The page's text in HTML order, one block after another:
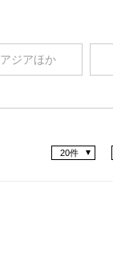
アジアほか
20件